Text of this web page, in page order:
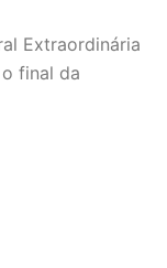
Extraordinária
final da